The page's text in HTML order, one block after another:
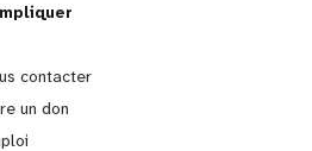
contacter
un don